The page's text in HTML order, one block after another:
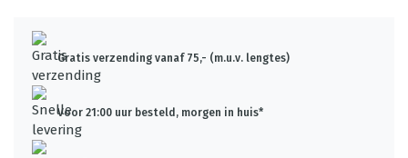
Gratis verzending vanaf 75,- (m.u.v. lengtes)
Voor 21:00 uur besteld, morgen in huis*